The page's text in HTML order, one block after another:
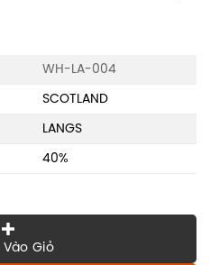
WH-LA-004
SCOTLAND
LANGS
40%
Giỏ